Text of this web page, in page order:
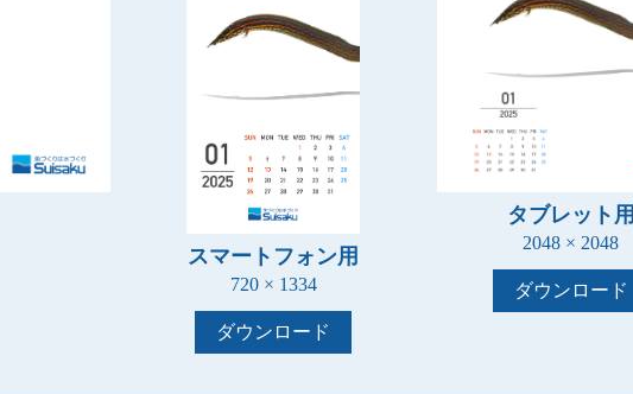
スマートフォン用
720 × 1334
ダウンロード
タブレット用
2048 × 2048
ダウンロード